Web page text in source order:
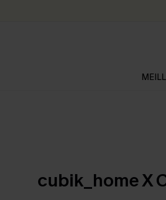
cubik_home X